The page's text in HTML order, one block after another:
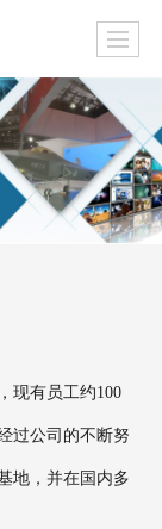
现有员工约100
过公司的不断努
地，并在国内多